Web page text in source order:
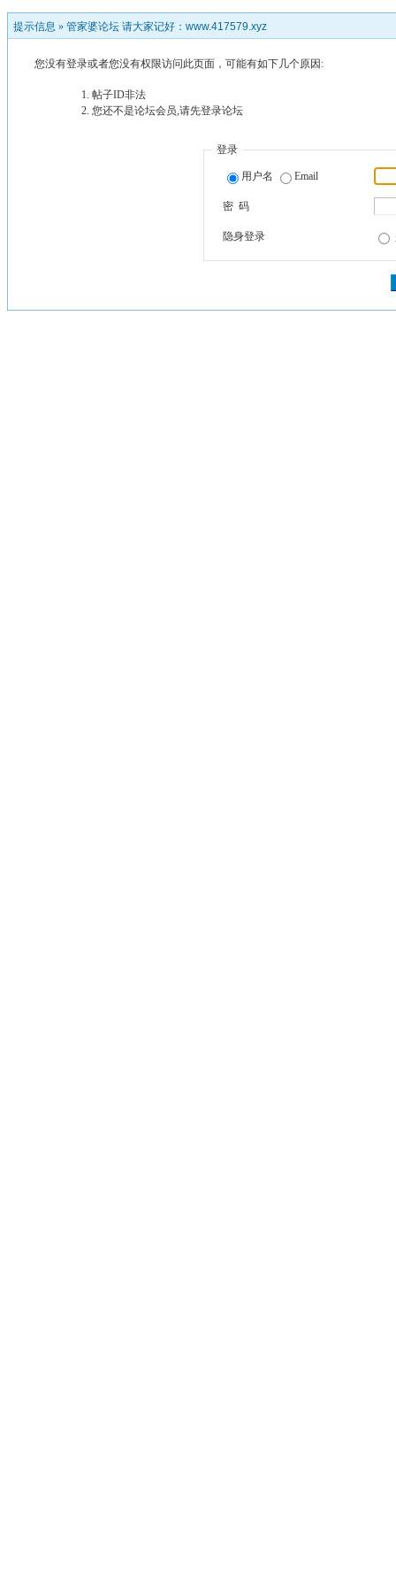
提示信息 » 管家婆论坛 请大家记好：www.417579.xyz
您没有登录或者您没有权限访问此页面，可能有如下几个原因:
帖子ID非法
您还不是论坛会员,请先登录论坛
登录
用户名 Email
密 码
隐身登录